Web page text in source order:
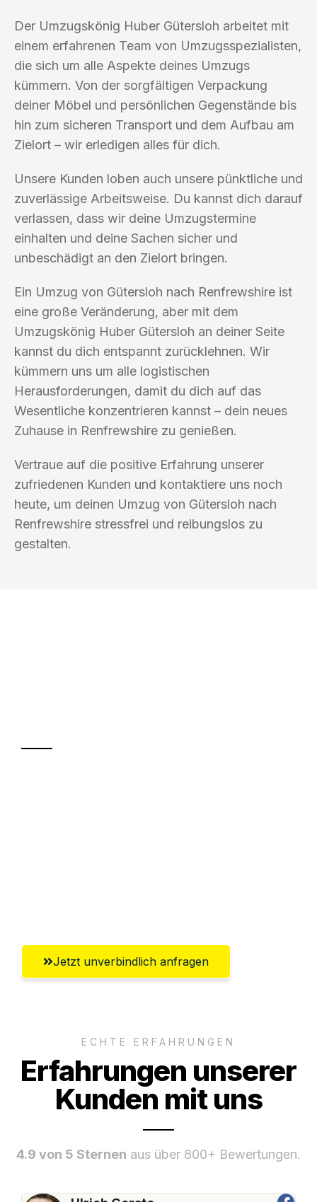
Der Umzugskönig Huber Gütersloh arbeitet mit
einem erfahrenen Team von Umzugsspezialisten,
die sich um alle Aspekte deines Umzugs
kümmern. Von der sorgfältigen Verpackung
deiner Möbel und persönlichen Gegenstände bis
hin zum sicheren Transport und dem Aufbau am
Zielort – wir erledigen alles für dich.
Unsere Kunden loben auch unsere pünktliche und
zuverlässige Arbeitsweise. Du kannst dich darauf
verlassen, dass wir deine Umzugstermine
einhalten und deine Sachen sicher und
unbeschädigt an den Zielort bringen.
Ein Umzug von Gütersloh nach Renfrewshire ist
eine große Veränderung, aber mit dem
Umzugskönig Huber Gütersloh an deiner Seite
kannst du dich entspannt zurücklehnen. Wir
kümmern uns um alle logistischen
Herausforderungen, damit du dich auf das
Wesentliche konzentrieren kannst – dein neues
Zuhause in Renfrewshire zu genießen.
Vertraue auf die positive Erfahrung unserer
zufriedenen Kunden und kontaktiere uns noch
heute, um deinen Umzug von Gütersloh nach
Renfrewshire stressfrei und reibungslos zu
gestalten.
Jetzt unverbindlich anfragen
ECHTE ERFAHRUNGEN
Erfahrungen unserer
Kunden mit uns
4.9 von 5 Sternen aus über 800+ Bewertungen.